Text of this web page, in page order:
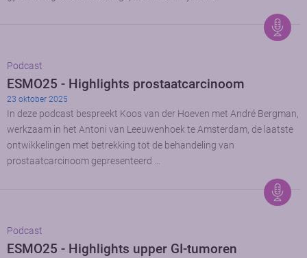
Podcast
ESMO25 - Highlights prostaatcarcinoom
23 oktober 2025
In deze podcast bespreekt Koos van der Hoeven met André Bergman,
werkzaam in het Antoni van Leeuwenhoek te Amsterdam, de laatste
ontwikkelingen met betrekking tot de behandeling van
prostaatcarcinoom gepresenteerd …
Podcast
ESMO25 - Highlights upper GI-tumoren